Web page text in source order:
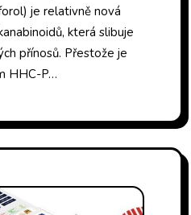
je relativně nová
která slibuje
přínosů. Přestože je
HHC-P…